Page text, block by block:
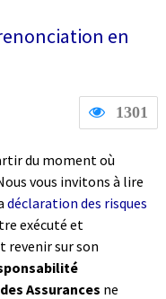
en
1301
du moment où
vous invitons à lire
déclaration des risques
exécuté et
revenir sur son
Assurances ne